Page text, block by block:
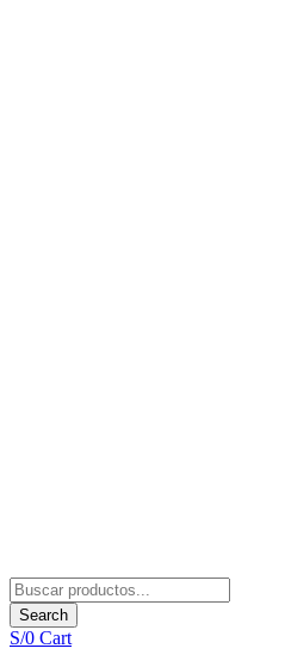
Search
S/0 Cart